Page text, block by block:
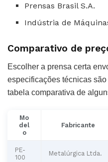
Prensas Brasil S.A.
Indústria de
Comparativo de
Escolher a prensa certa
especificações técnicas
tabela comparativa de
Mo
del
o
Fabricante
PE-
100
Metalúrgica Ltda.